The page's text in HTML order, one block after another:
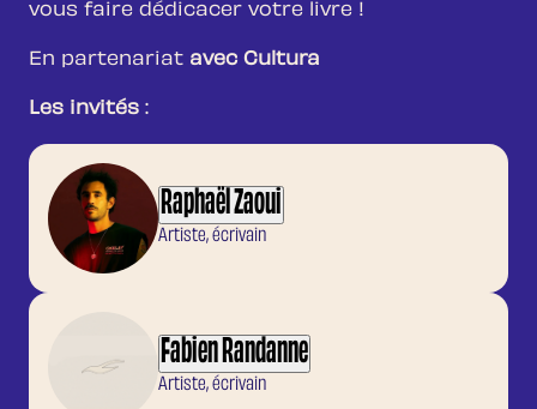
vous faire dédicacer votre livre !
En partenariat avec Cultura
Les invités :
Raphaël Zaoui
Artiste, écrivain
Fabien Randanne
Artiste, écrivain